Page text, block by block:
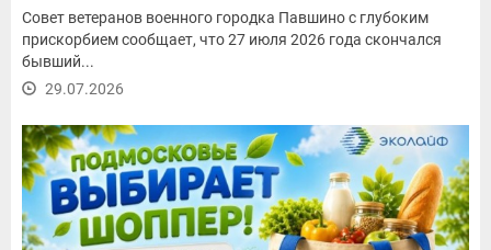
Совет ветеранов военного городка Павшино с глубоким
прискорбием сообщает, что 27 июля 2026 года скончался
бывший...
29.07.2026